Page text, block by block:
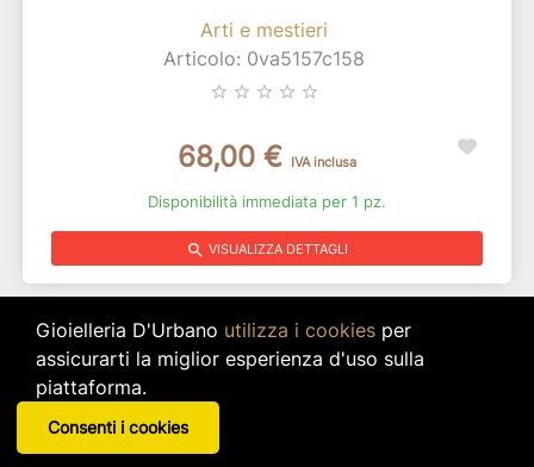
Arti e mestieri
Articolo: 0va5157c158
star_border star_border star_border star_border star_border
68,00 € IVA inclusa
Disponibilità immediata per 1 pz.
search VISUALIZZA DETTAGLI
Gioielleria D'Urbano utilizza i cookiesper
assicurarti la miglior esperienza d'uso sulla
piattaforma.
Consenti i cookies